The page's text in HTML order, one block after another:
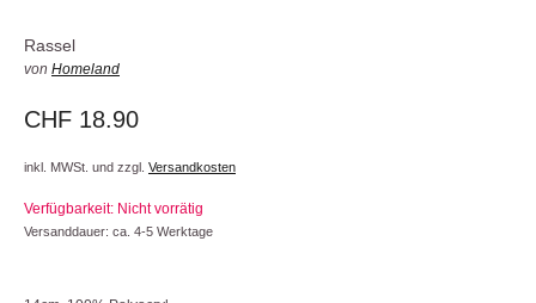
Rassel
von Homeland
CHF 18.90
inkl. MWSt. und zzgl. Versandkosten
Verfügbarkeit: Nicht vorrätig
Versanddauer: ca. 4-5 Werktage